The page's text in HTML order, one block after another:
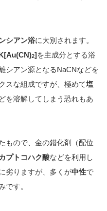
シアン浴に大別されます。
2]を主成分とする浴
シアン源となるNaCNなどを
スな組成ですが、極めて塩
を溶解してしまう恐れもあ
もので、金の錯化剤（配位
プトコハク酸などを利用し
劣りますが、多くが中性で
です。